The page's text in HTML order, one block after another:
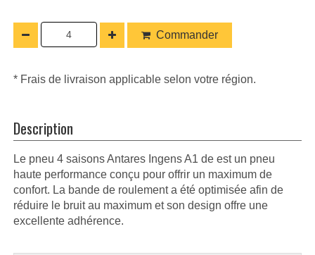
Commander
* Frais de livraison applicable selon votre région.
Description
Le pneu 4 saisons Antares Ingens A1 de est un pneu
haute performance conçu pour offrir un maximum de
confort. La bande de roulement a été optimisée afin de
réduire le bruit au maximum et son design offre une
excellente adhérence.